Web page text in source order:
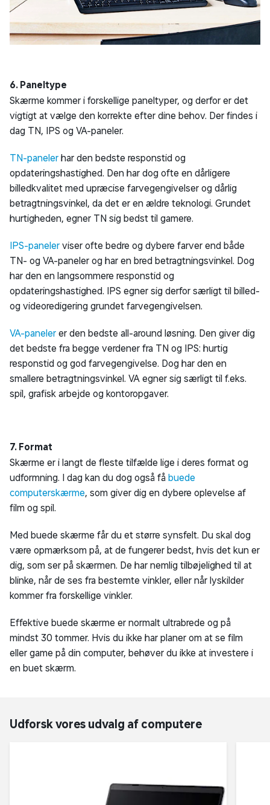
6. Paneltype
Skærme kommer i forskellige paneltyper, og derfor er det
vigtigt at vælge den korrekte efter dine behov. Der findes i
dag TN, IPS og VA-paneler.
TN-paneler har den bedste responstid og
opdateringshastighed. Den har dog ofte en dårligere
billedkvalitet med upræcise farvegengivelser og dårlig
betragtningsvinkel, da det er en ældre teknologi. Grundet
hurtigheden, egner TN sig bedst til gamere.
IPS-paneler viser ofte bedre og dybere farver end både
TN- og VA-paneler og har en bred betragtningsvinkel. Dog
har den en langsommere responstid og
opdateringshastighed. IPS egner sig derfor særligt til billed-
og videoredigering grundet farvegengivelsen.
VA-paneler er den bedste all-around løsning. Den giver dig
det bedste fra begge verdener fra TN og IPS: hurtig
responstid og god farvegengivelse. Dog har den en
smallere betragtningsvinkel. VA egner sig særligt til f.eks.
spil, grafisk arbejde og kontoropgaver.
7. Format
Skærme er i langt de fleste tilfælde lige i deres format og
udformning. I dag kan du dog også få buede
computerskærme, som giver dig en dybere oplevelse af
film og spil.
Med buede skærme får du et større synsfelt. Du skal dog
være opmærksom på, at de fungerer bedst, hvis det kun er
dig, som ser på skærmen. De har nemlig tilbøjelighed til at
blinke, når de ses fra bestemte vinkler, eller når lyskilder
kommer fra forskellige vinkler.
Effektive buede skærme er normalt ultrabrede og på
mindst 30 tommer. Hvis du ikke har planer om at se film
eller game på din computer, behøver du ikke at investere i
en buet skærm.
Udforsk vores udvalg af computere